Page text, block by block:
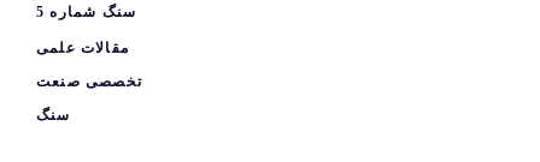
سنگ شماره 5
مقالات علمی
تخصصی صنعت
سنگ